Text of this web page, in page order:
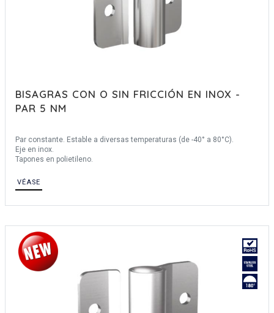
BISAGRAS CON O SIN FRICCIÓN EN INOX -
PAR 5 NM
Par constante. Estable a diversas temperaturas (de -40° a 80°C).
Eje en inox.
Tapones en polietileno.
VÉASE